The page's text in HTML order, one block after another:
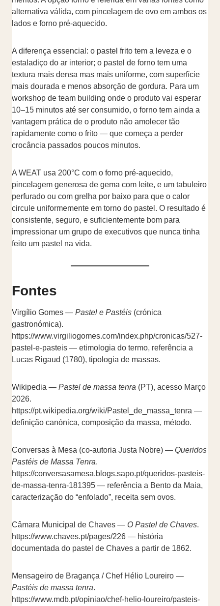
alternativa válida, com pincelagem de ovo em ambos os
lados e forno pré-aquecido.
A diferença essencial: o pastel frito tem a leveza e o
estaladiço do ar interior; o pastel de forno tem uma
textura mais densa mas mais uniforme, com superfície
mais dourada e menos absorção de gordura. Para um
workshop de team building onde o produto vai esperar
10–15 minutos até ser consumido, o forno tem ainda a
vantagem prática de o produto não amolecer tão
rapidamente como o frito — que começa a perder
crocância passados poucos minutos.
A WEAT usa 200°C com o forno pré-aquecido,
pincelagem generosa de gema com leite, e um tabuleiro
perfurado ou com grelha por baixo para que o calor
circule uniformemente em torno do pastel. O resultado é
consistente, seguro, e suficientemente bom para
impressionar um grupo de executivos que nunca tinha
feito um pastel na vida.
Fontes
Virgílio Gomes — Pastel e Pastéis (crónica
gastronómica).
https://www.virgiliogomes.com/index.php/cronicas/527-
pastel-e-pasteis — etimologia do termo, referência a
Lucas Rigaud (1780), tipologia de massas.
Wikipedia — Pastel de massa tenra (PT), acesso Março
2026.
https://pt.wikipedia.org/wiki/Pastel_de_massa_tenra —
definição canónica, composição da massa, método.
Conversas à Mesa (co-autoria Justa Nobre) — Queridos
Pastéis de Massa Tenra.
https://conversasamesa.blogs.sapo.pt/queridos-pasteis-
de-massa-tenra-181395 — referência a Bento da Maia,
caracterização do “enfolado”, receita sem ovos.
Câmara Municipal de Chaves — O Pastel de Chaves.
https://www.chaves.pt/pages/226 — história
documentada do pastel de Chaves a partir de 1862.
Mensageiro de Bragança / Chef Hélio Loureiro —
Pastéis de massa tenra.
https://www.mdb.pt/opiniao/chef-helio-loureiro/pasteis-